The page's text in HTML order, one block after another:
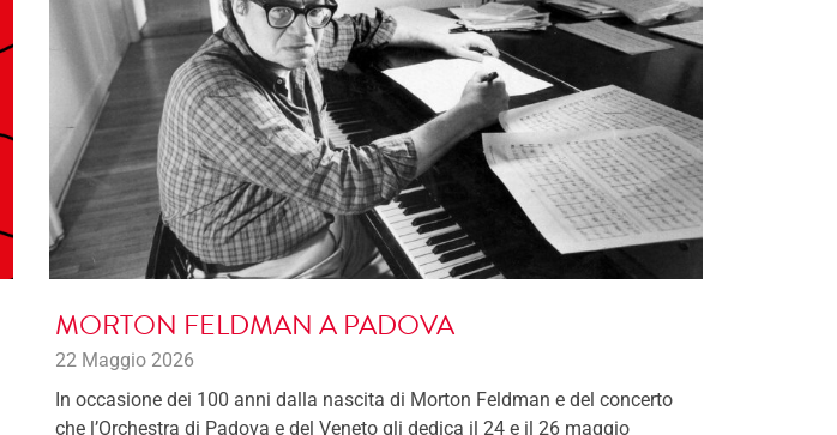
MORTON FELDMAN A PADOVA
22 Maggio 2026
In occasione dei 100 anni dalla nascita di Morton Feldman e del concerto
che l’Orchestra di Padova e del Veneto gli dedica il 24 e il 26 maggio